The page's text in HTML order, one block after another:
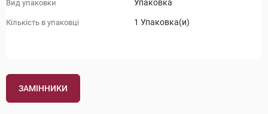
Вид упаковки Упаковка
Кількість в упаковці 1 Упаковка(и)
ЗАМІННИКИ